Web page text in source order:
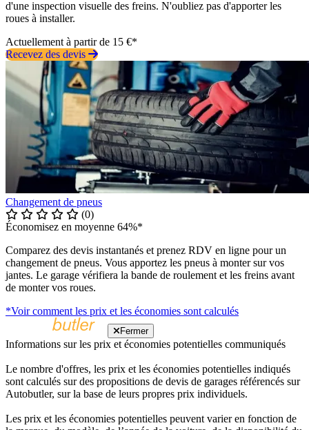
d'une inspection visuelle des freins. N'oubliez pas d'apporter les
roues à installer.
Actuellement à partir de 15 €*
Recevez des devis
Changement de pneus
(0)
Économisez en moyenne 64%*
Comparez des devis instantanés et prenez RDV en ligne pour un
changement de pneus. Vous apportez les pneus à monter sur vos
jantes. Le garage vérifiera la bande de roulement et les freins avant
de monter vos roues.
*Voir comment les prix et les économies sont calculés
Fermer
Informations sur les prix et économies potentielles communiqués
Le nombre d'offres, les prix et les économies potentielles indiqués
sont calculés sur des propositions de devis de garages référencés sur
Autobutler, sur la base de leurs propres prix individuels.
Les prix et les économies potentielles peuvent varier en fonction de